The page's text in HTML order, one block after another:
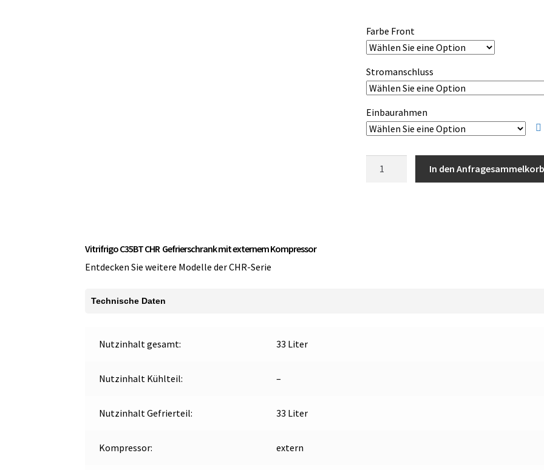
Farbe Front
Stromanschluss
Einbaurahmen
In den Anfragesammelkorb
Vitrifrigo C35BT CHR Gefrierschrank mit externem Kompressor
Entdecken Sie weitere Modelle der CHR-Serie
Technische Daten
Nutzinhalt gesamt: 33 Liter
Nutzinhalt Kühlteil: –
Nutzinhalt Gefrierteil: 33 Liter
Kompressor: extern